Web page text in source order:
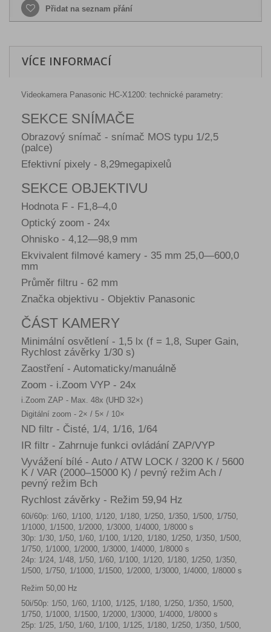
Přidat na seznam přání
VÍCE INFORMACÍ
Videokamera Panasonic HC-X1200: technické parametry:
SEKCE SNÍMAČE
Obrazový snímač - snímač MOS typu 1/2,5
(palce)
Efektivní pixely - 8,29megapixelů
SEKCE OBJEKTIVU
Hodnota F - F1,8–4,0
Optický zoom - 24x
Ohnisko - 4,12―98,9 mm
Ekvivalent filmové kamery - 35 mm 25,0―600,0
mm
Průměr filtru - 62 mm
Značka objektivu - Objektiv Panasonic
ČÁST KAMERY
Minimální osvětlení - 1,5 lx (f = 1,8, Super Gain,
Rychlost závěrky 1/30 s)
Zaostření - Automaticky/manuálně
Zoom - i.Zoom VYP - 24x
i.Zoom ZAP - Max. 48x (UHD 32×)
Digitální zoom - 2× / 5× / 10×
ND filtr - Čisté, 1/4, 1/16, 1/64
IR filtr - Zahrnuje funkci ovládání ZAP/VYP
Vyvážení bílé - Auto / ATW LOCK / 3200 K / 5600
K / VAR (2000–15000 K) / pevný režim Ach /
pevný režim Bch
Rychlost závěrky - Režim 59,94 Hz
60i/60p: 1/60, 1/100, 1/120, 1/180, 1/250, 1/350, 1/500, 1/750,
1/1000, 1/1500, 1/2000, 1/3000, 1/4000, 1/8000 s
30p: 1/30, 1/50, 1/60, 1/100, 1/120, 1/180, 1/250, 1/350, 1/500,
1/750, 1/1000, 1/2000, 1/3000, 1/4000, 1/8000 s
24p: 1/24, 1/48, 1/50, 1/60, 1/100, 1/120, 1/180, 1/250, 1/350,
1/500, 1/750, 1/1000, 1/1500, 1/2000, 1/3000, 1/4000, 1/8000 s
Režim 50,00 Hz
50i/50p: 1/50, 1/60, 1/100, 1/125, 1/180, 1/250, 1/350, 1/500,
1/750, 1/1000, 1/1500, 1/2000, 1/3000, 1/4000, 1/8000 s
25p: 1/25, 1/50, 1/60, 1/100, 1/125, 1/180, 1/250, 1/350, 1/500,